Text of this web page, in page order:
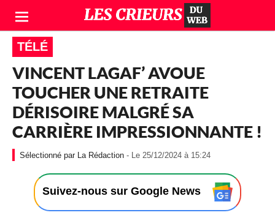
TÉLÉ
VINCENT LAGAF’ AVOUE
TOUCHER UNE RETRAITE
DÉRISOIRE MALGRÉ SA
CARRIÈRE IMPRESSIONNANTE !
La Rédaction - Le 25/12/2024 à 15:24
2
5
/
Suivez-nous sur Google News